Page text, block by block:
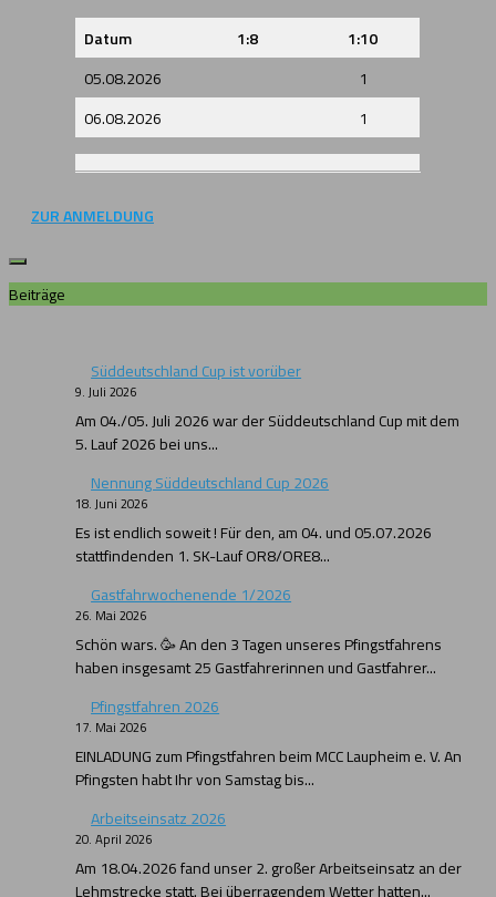
Datum 1:8
1:10
05.08.2026
1
06.08.2026
1
ZUR ANMELDUNG
Beiträge
Süddeutschland Cup ist vorüber
9. Juli 2026
Am 04./05. Juli 2026 war der Süddeutschland Cup mit dem
5. Lauf 2026 bei uns...
Nennung Süddeutschland Cup 2026
18. Juni 2026
Es ist endlich soweit ! Für den, am 04. und 05.07.2026
stattfindenden 1. SK-Lauf OR8/ORE8...
Gastfahrwochenende 1/2026
26. Mai 2026
Schön wars. 🥳 An den 3 Tagen unseres Pfingstfahrens
haben insgesamt 25 Gastfahrerinnen und Gastfahrer...
Pfingstfahren 2026
17. Mai 2026
EINLADUNG zum Pfingstfahren beim MCC Laupheim e. V. An
Pfingsten habt Ihr von Samstag bis...
Arbeitseinsatz 2026
20. April 2026
Am 18.04.2026 fand unser 2. großer Arbeitseinsatz an der
Lehmstrecke statt. Bei überragendem Wetter hatten...